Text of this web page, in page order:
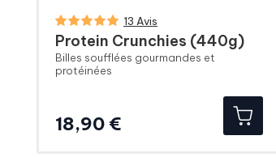
13 Avis
Protein Crunchies (440g)
Billes soufflées gourmandes et
protéinées
18,90 €Prix